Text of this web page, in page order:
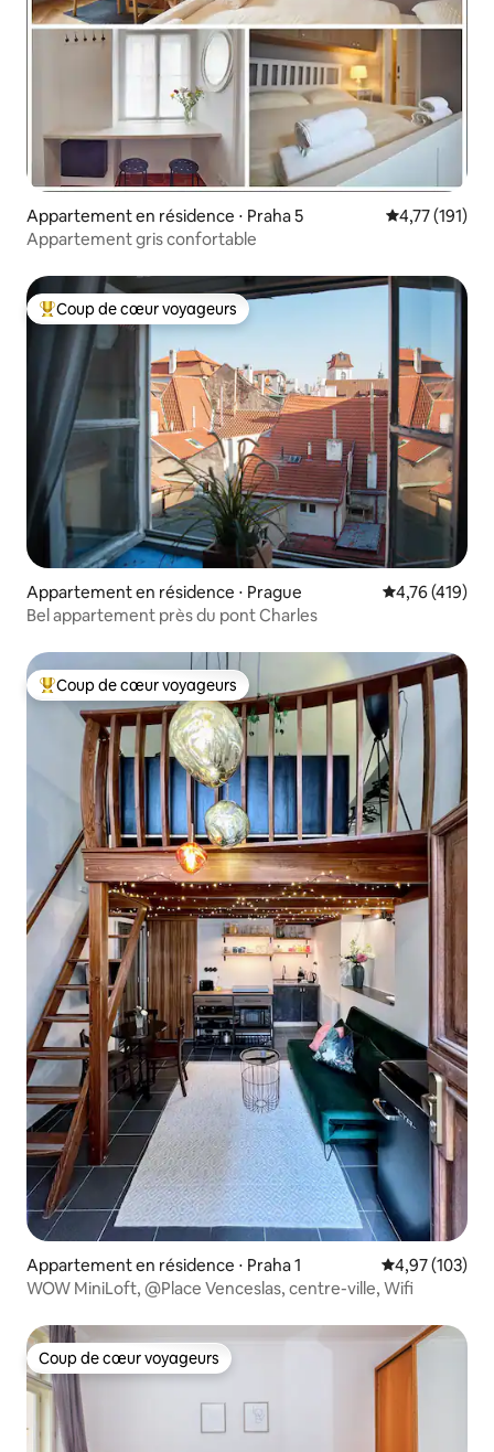
Appartement en résidence ⋅ Praha 5 Évaluation
4,77 (191)
Appartement gris confortable
Coups de cœur voyageurs les plus appréciés
Coup de cœur voyageurs
Appartement en résidence ⋅ Prague Évaluation
4,76 (419)
Bel appartement près du pont Charles
Coups de cœur voyageurs les plus appréciés
Coup de cœur voyageurs
Appartement en résidence ⋅ Praha 1 Évaluation
4,97 (103)
WOW MiniLoft, @Place Venceslas, centre-ville, Wifi
Coup de cœur voyageurs
Coup de cœur voyageurs